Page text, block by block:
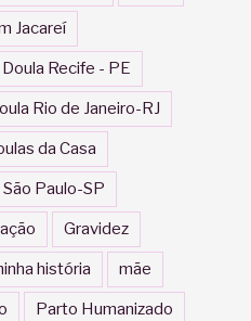
Jacareí
Doula Recife - PE
Rio de Janeiro-RJ
da Casa
São Paulo-SP
Gravidez
história mãe
Parto Humanizado